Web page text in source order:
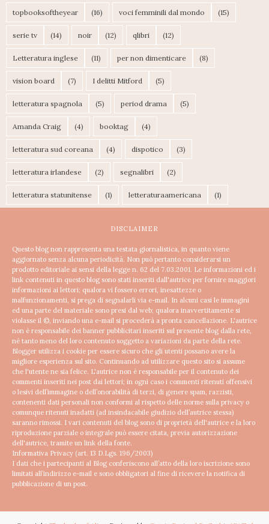
topbooksoftheyear (16) voci femminili dal mondo (15)
serie tv (14) noir (12) qlibri (12)
Letteratura inglese (11) per non dimenticare (8)
vision board (7) I delitti Mitford (5)
letteratura spagnola (5) period drama (5)
Amanda Craig (4) booktag (4)
letteratura sud coreana (4) dispotico (3)
letteratura irlandese (2) segnalibri (2)
letteratura statunitense (1) letteraturaamericana (1)
DISCLAIMER
Questo blog non rappresenta una testata giornalistica, in quanto viene
aggiornato senza alcuna periodicità. Non può pertanto considerarsi un
prodotto editoriale ai sensi della legge n. 62 del 7.03.2001. Le informazioni ed i
link contenuti in questo blog sono stati inseriti dall'autrice per fornire maggiori
informazioni ai lettori; qualora vi fossero errori, inesattezze o
malfunzionamenti, si prega di segnalarli via e-mail. In alcuni casi le immagini
ed una parte del materiale sono presi dal web; qualora inavvertitamente si
violasse il ©, inviando una e-mail si procederà a pronta cancellazione. L'autrice
non è responsabile dei banner pubblicitari inseriti sul presente blog dalla rete,
né tanto meno del loro contenuto soggetto a variazioni da parte della rete.
Blogger utilizza i cookie per essere sicuro che gli utenti possano avere la
migliore esperienza sul sito. Continuando ad utilizzare questo sito si assume
che l'utente ne sia felice. L'autrice non è responsabile per il contenuto dei
commenti inseriti nei post dai lettori; in ogni caso i commenti ritenuti offensivi
o lesivi dell’immagine o dell’onorabilità di terzi, di genere spam, razzisti,
contenenti dati personali non conformi al rispetto delle norme sulla privacy o
comunque ritenuti inadatti (ad insindacabile giudizio dell’autrice stessa)
saranno rimossi. I vari contenuti del blog sono di proprietà dell'autrice e la loro
riproduzione parziale o integrale può essere citata, previa autorizzazione
dell'autrice, tramite un link della fonte.
Informativa Privacy (art. 13 D.Lgs. 196/2003)
I dati che i partecipanti al Blog conferiscono all’atto della loro iscrizione sono
limitati all’indirizzo e-mail e sono obbligatori al fine di ricevere la notifica di
pubblicazione di un post.